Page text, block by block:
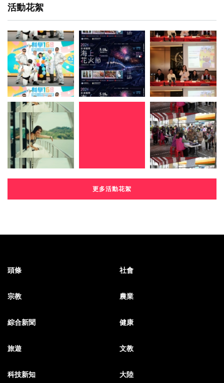
活動花絮
更多活動花絮
頭條 社會
宗教 農業
綜合新聞 健康
旅遊 文教
科技新知 大陸